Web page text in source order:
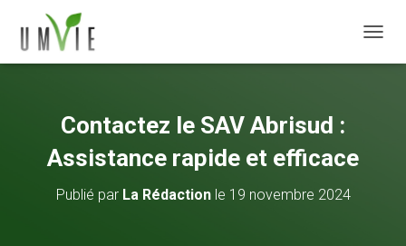
Contactez le SAV Abrisud :
Assistance rapide et efficace
Publié par La Rédactionle 19 novembre 2024